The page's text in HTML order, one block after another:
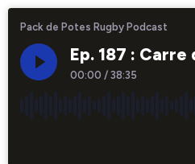
Pack de Potes Rugby Podcast
Ep. 187 : Carre
00:00 /38:35